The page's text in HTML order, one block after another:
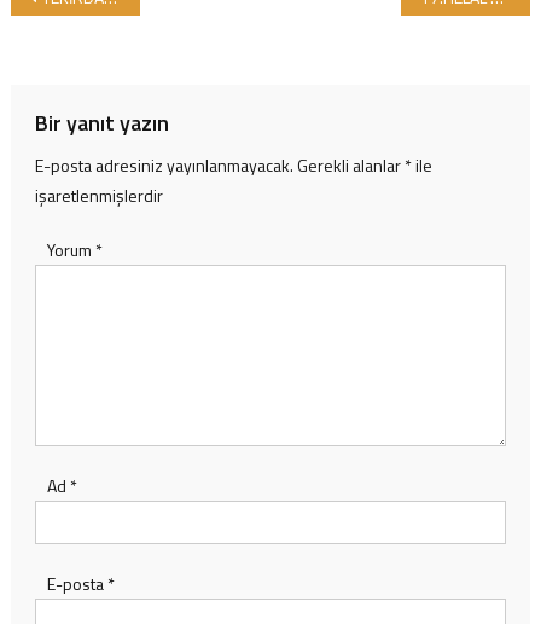
Bir yanıt yazın
E-posta adresiniz yayınlanmayacak.Gerekli alanlar*ile
işaretlenmişlerdir
Yorum *
Ad *
E-posta*